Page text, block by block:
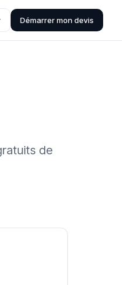
Démarrer mon devis
de